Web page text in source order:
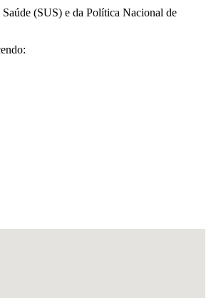
(SUS) e da Política Nacional de